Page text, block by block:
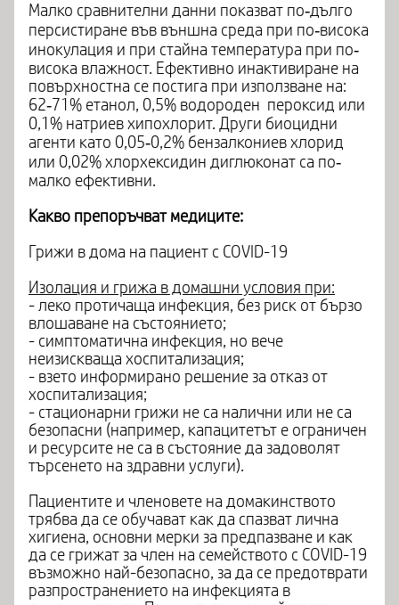
Малко сравнителни данни показват по‐дълго
персистиране във външна среда при по‐висока
инокулация и при стайна температура при по‐
висока влажност. Ефективно инактивиране на
повърхностна се постига при използване на:
62‐71% етанол, 0,5% водороден пероксид или
0,1% натриев хипохлорит. Други биоцидни
агенти като 0,05‐0,2% бензалкониев хлорид
или 0,02% хлорхексидин диглюконат са по‐
малко ефективни.
Какво препоръчват медиците:
Грижи в дома на пациент с COVID-19
Изолация и грижа в домашни условия при:
- леко протичаща инфекция, без риск от бързо
влошаване на състоянието;
- симптоматична инфекция, но вече
неизискваща хоспитализация;
- взето информирано решение за отказ от
хоспитализация;
- стационарни грижи не са налични или не са
безопасни (например, капацитетът е ограничен
и ресурсите не са в състояние да задоволят
търсенето на здравни услуги).
Пациентите и членовете на домакинството
трябва да се обучават как да спазват лична
хигиена, основни мерки за предпазване и как
да се грижат за член на семейството с COVID-19
възможно най-безопасно, за да се предотврати
разпространението на инфекцията в